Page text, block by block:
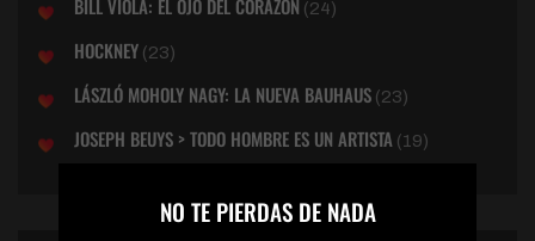
BILL VIOLA: EL OJO DEL CORAZON (24)
HOCKNEY (23)
LÁSZLÓ MOHOLY NAGY: LA NUEVA BAUHAUS (23)
JOSEPH BEUYS > TODO HOMBRE ES UN ARTISTA (19)
NO TE PIERDAS DE NADA